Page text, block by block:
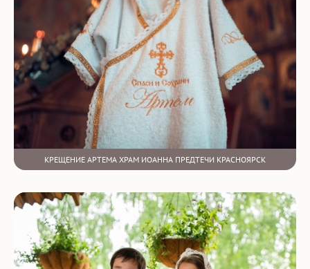
КРЕЩЕНИЕ АРТЕМА ХРАМ ИОАННА ПРЕДТЕЧИ КРАСНОЯРСК